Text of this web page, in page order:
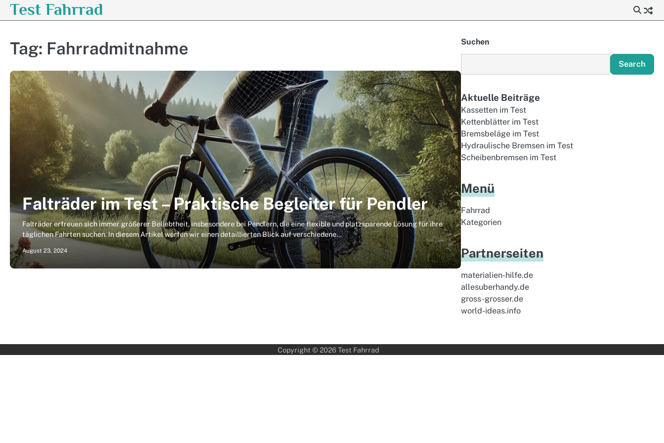
SkipTest Fahrrad
Tag: Fahrradmitnahme
Falträder im Test – Praktische Begleiter für Pendler
Falträder erfreuen sich immer größerer Beliebtheit, insbesondere bei Pendlern, die eine flexible und platzsparende Lösung für ihre
täglichen Fahrten suchen. In diesem Artikel werfen wir einen detaillierten Blick auf verschiedene…
August 23, 2024
Suchen
Search
Aktuelle Beiträge
Kassetten im Test
Kettenblätter im Test
Bremsbeläge im Test
Hydraulische Bremsen im Test
Scheibenbremsen im Test
Menü
Fahrrad
Kategorien
Partnerseiten
materialien-hilfe.de
allesuberhandy.de
gross-grosser.de
world-ideas.info
Copyright © 2026 Test Fahrrad